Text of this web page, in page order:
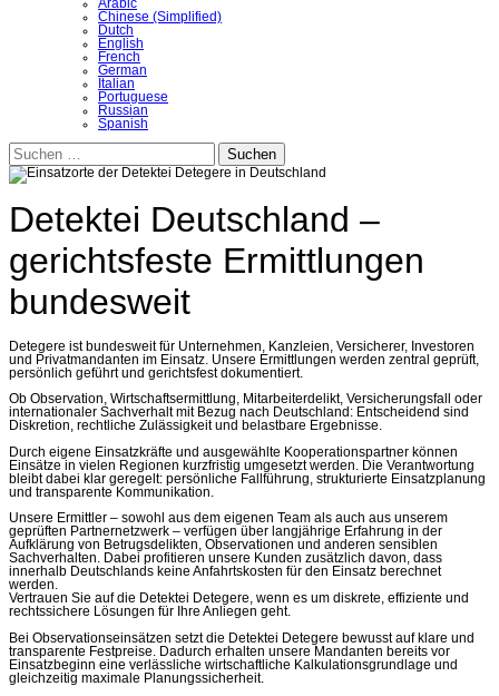
Arabic
Chinese (Simplified)
Dutch
English
French
German
Italian
Portuguese
Russian
Spanish
Suchen
nach:
Detektei Deutschland –
gerichtsfeste Ermittlungen
bundesweit
Detegere ist bundesweit für Unternehmen, Kanzleien, Versicherer, Investoren
und Privatmandanten im Einsatz. Unsere Ermittlungen werden zentral geprüft,
persönlich geführt und gerichtsfest dokumentiert.
Ob Observation, Wirtschaftsermittlung, Mitarbeiterdelikt, Versicherungsfall oder
internationaler Sachverhalt mit Bezug nach Deutschland: Entscheidend sind
Diskretion, rechtliche Zulässigkeit und belastbare Ergebnisse.
Durch eigene Einsatzkräfte und ausgewählte Kooperationspartner können
Einsätze in vielen Regionen kurzfristig umgesetzt werden. Die Verantwortung
bleibt dabei klar geregelt: persönliche Fallführung, strukturierte Einsatzplanung
und transparente Kommunikation.
Unsere Ermittler – sowohl aus dem eigenen Team als auch aus unserem
geprüften Partnernetzwerk – verfügen über langjährige Erfahrung in der
Aufklärung von Betrugsdelikten, Observationen und anderen sensiblen
Sachverhalten. Dabei profitieren unsere Kunden zusätzlich davon, dass
innerhalb Deutschlands keine Anfahrtskosten für den Einsatz berechnet
werden.
Vertrauen Sie auf die Detektei Detegere, wenn es um diskrete, effiziente und
rechtssichere Lösungen für Ihre Anliegen geht.
Bei Observationseinsätzen setzt die Detektei Detegere bewusst auf klare und
transparente Festpreise. Dadurch erhalten unsere Mandanten bereits vor
Einsatzbeginn eine verlässliche wirtschaftliche Kalkulationsgrundlage und
gleichzeitig maximale Planungssicherheit.